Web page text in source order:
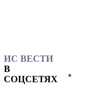
ИС ВЕСТИ
В
СОЦСЕТЯХ